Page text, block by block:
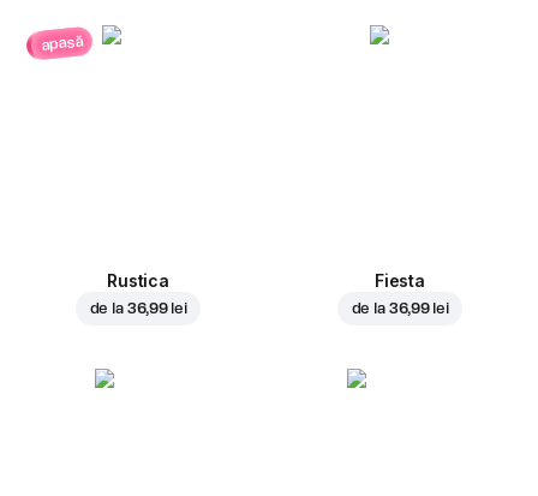
apasă
Rustica
de la 36,99 lei
Fiesta
de la 36,99 lei